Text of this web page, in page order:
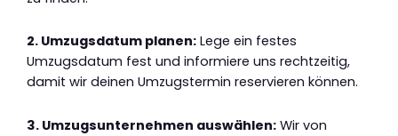
2. Umzugsdatum planen: Lege ein festes
Umzugsdatum fest und informiere uns rechtzeitig,
damit wir deinen Umzugstermin reservieren können.
3. Umzugsunternehmen auswählen: Wir von